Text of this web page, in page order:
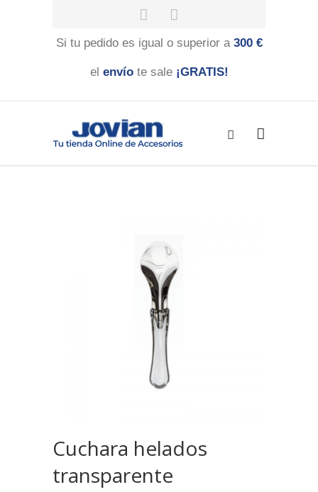
Si tu pedido es igual o superior a300 €
el envíote sale ¡GRATIS!
Cuchara helados
transparente